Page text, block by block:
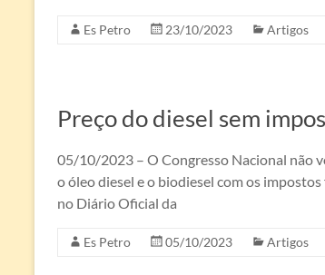
Es Petro 23/10/2023 Artigos
Preço do diesel sem
05/10/2023 – O Congresso Nacional não
o óleo diesel e o biodiesel com os
no Diário Oficial da
Es Petro 05/10/2023 Artigos